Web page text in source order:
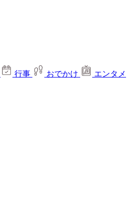
行事 おでかけ
エンタメ